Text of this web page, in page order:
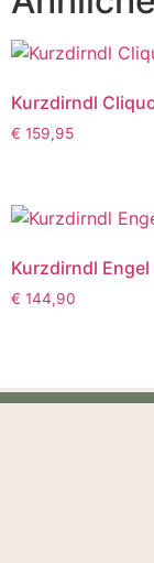
Kurzdirndl
€ 159,95
Kurzdirndl Engel
€ 144,90